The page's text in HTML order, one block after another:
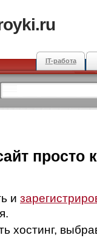
IT-работа
просто
и
хостинг,